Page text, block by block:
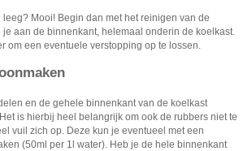
leeg? Mooi! Begin dan met het reinigen van de
je aan de binnenkant, helemaal onderin de koelkast.
om een eventuele verstopping op te lossen.
en de gehele binnenkant van de koelkast
is hierbij heel belangrijk om ook de rubbers niet te
vuil zich op. Deze kun je eventueel met een
(50ml per 1l water). Heb je de hele binnenkant